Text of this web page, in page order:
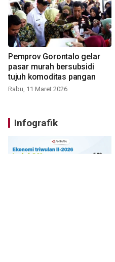
Pemprov Gorontalo gelar
pasar murah bersubsidi
tujuh komoditas pangan
Rabu, 11 Maret 2026
Infografik